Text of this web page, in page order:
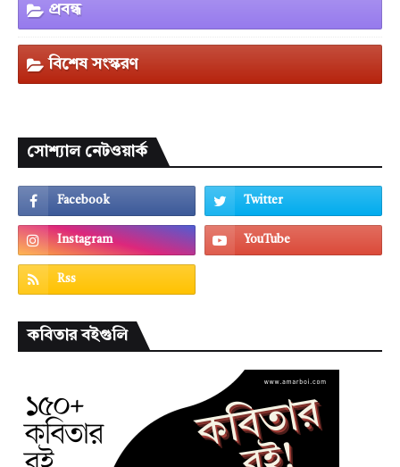
প্রবন্ধ
বিশেষ সংস্করণ
সোশ্যাল নেটওয়ার্ক
কবিতার বইগুলি